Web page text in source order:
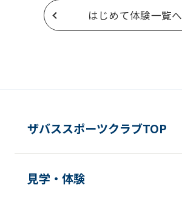
はじめて体験一覧へ
ザバススポーツクラブTOP
見学・体験